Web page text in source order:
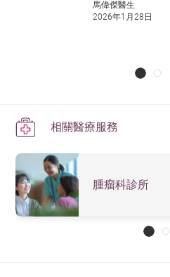
馬偉傑醫生
2026年1月28日
相關醫療服務
腫瘤科診所